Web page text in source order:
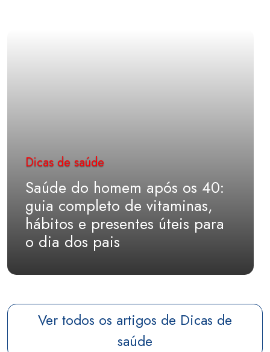
Dicas de saúde
Saúde do homem após os 40:
guia completo de vitaminas,
hábitos e presentes úteis para
o dia dos pais
Ver todos os artigos de Dicas de
saúde